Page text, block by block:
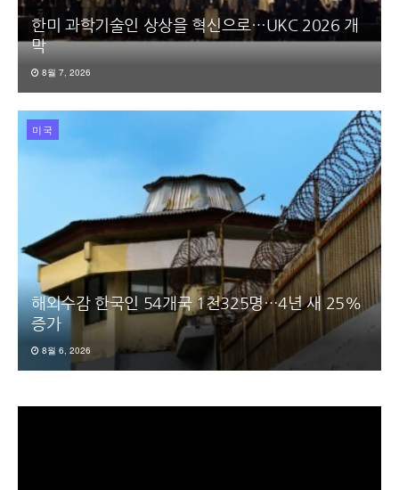
한미 과학기술인 상상을 혁신으로…UKC 2026 개
막
8월 7, 2026
미국
해외수감 한국인 54개국 1천325명…4년 새 25%
증가
8월 6, 2026